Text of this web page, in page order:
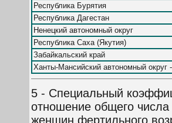
Республика Бурятия
Республика Дагестан
Ненецкий автономный округ
Республика Саха (Якутия)
Забайкальский край
Ханты-Мансийский автономный округ
5 - Специальный
отношение общего
женщин фертильного